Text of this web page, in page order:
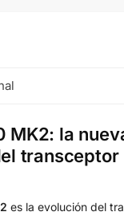
MK2: la
transceptor
es la evolución del